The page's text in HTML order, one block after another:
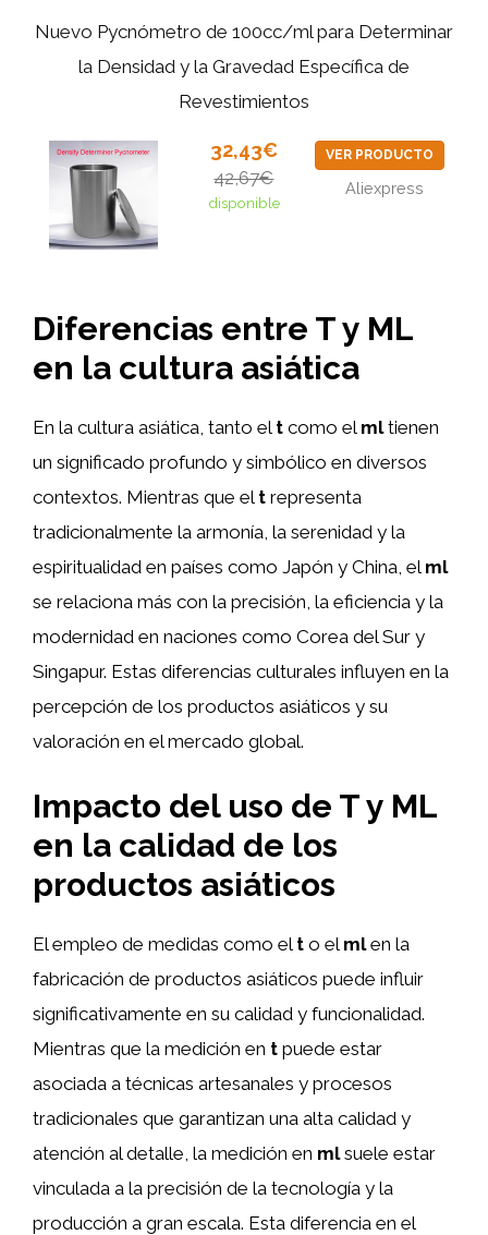
Nuevo Pycnómetro de 100cc/ml para Determinar
la Densidad y la Gravedad Específica de
Revestimientos
32,43€
42,67€
disponible
VER PRODUCTO
Aliexpress
Diferencias entre T y ML
en la cultura asiática
En la cultura asiática, tanto el t como el mltienen
un significado profundo y simbólico en diversos
contextos. Mientras que el t representa
tradicionalmente la armonía, la serenidad y la
espiritualidad en países como Japón y China, el ml
se relaciona más con la precisión, la eficiencia y la
modernidad en naciones como Corea del Sur y
Singapur. Estas diferencias culturales influyen en la
percepción de los productos asiáticos y su
valoración en el mercado global.
Impacto del uso de T y ML
en la calidad de los
productos asiáticos
El empleo de medidas como el t o el mlen la
fabricación de productos asiáticos puede influir
significativamente en su calidad y funcionalidad.
Mientras que la medición en t puede estar
asociada a técnicas artesanales y procesos
tradicionales que garantizan una alta calidad y
atención al detalle, la medición en mlsuele estar
vinculada a la precisión de la tecnología y la
producción a gran escala. Esta diferencia en el